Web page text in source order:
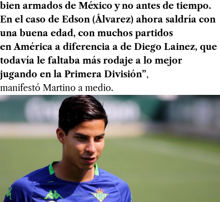
bien armados de México y no antes de tiempo.
En el caso de Edson (Álvarez) ahora saldría con
una buena edad, con muchos partidos
en América a diferencia a de Diego Lainez, que
todavía le faltaba más rodaje a lo mejor
jugando en la Primera División”,
manifestó Martino a medio.